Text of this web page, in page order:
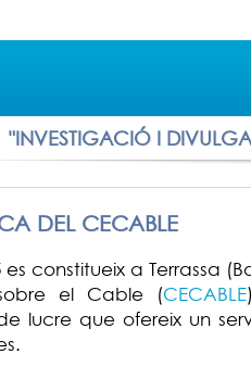
"INVESTIGACIÓ I
DEL CECABLE
es constitueix a Terrassa
el Cable (CECABLE
lucre que ofereix un